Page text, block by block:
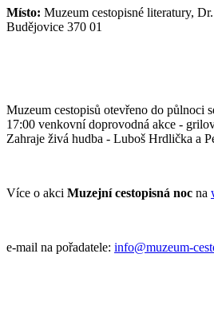
Místo: Muzeum cestopisné literatury,
Budějovice 370 01
Muzeum cestopisů otevřeno do půlnoci
17:00 venkovní doprovodná akce -
Zahraje živá hudba - Luboš Hrdlička a
Více o akci Muzejní cestopisná noc na
e-mail na pořadatele: info@muzeum-